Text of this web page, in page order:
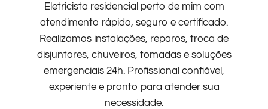
Eletricista residencial perto de mim com
atendimento rápido, seguro e certificado.
Realizamos instalações, reparos, troca de
disjuntores, chuveiros, tomadas e soluções
emergenciais 24h. Profissional confiável,
experiente e pronto para atender sua
necessidade.